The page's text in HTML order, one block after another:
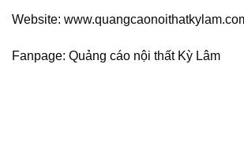
Website:
Fanpage: Quảng cáo nội thất Kỳ Lâm